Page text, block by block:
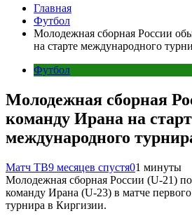
Главная
Футбол
Молодежная сборная России
на старте международного
Футбол
Молодежная сборная
команду Ирана на
международного
Матч ТВ9 месяцев спустя01 минуты
Молодежная сборная России (U‑21)
команду Ирана (U‑23) в матче
турнира в Киргизии.